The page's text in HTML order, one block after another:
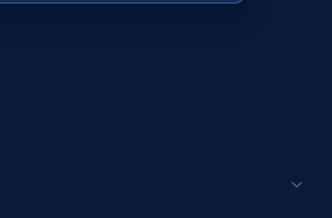
Reviews count, and